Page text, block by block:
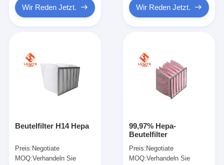
Wir Reden Jetzt. Wir Reden Jetzt.
Beutelfilter H14 Hepa
Preis: Negotiate
MOQ:Verhandeln Sie
99,97% Hepa-
Beutelfilter
Preis: Negotiate
MOQ:Verhandeln Sie